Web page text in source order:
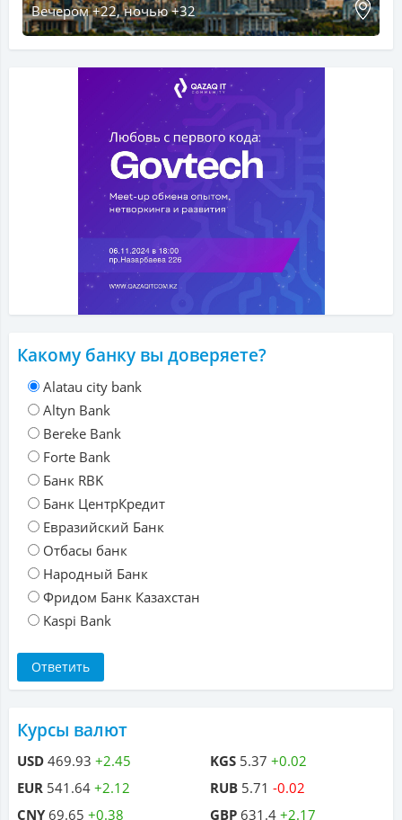
Вечером +22, ночью +32
Какому банку вы доверяете?
Alatau city bank
Altyn Bank
Bereke Bank
Forte Bank
Банк RBK
Банк ЦентрКредит
Евразийский Банк
Отбасы банк
Народный Банк
Фридом Банк Казахстан
Kaspi Bank
Курсы валют
USD 469.93 +2.45
EUR 541.64 +2.12
CNY69.65 +0.38
KGS 5.37 +0.02
RUB 5.71 -0.02
GBP 631.4 +2.17